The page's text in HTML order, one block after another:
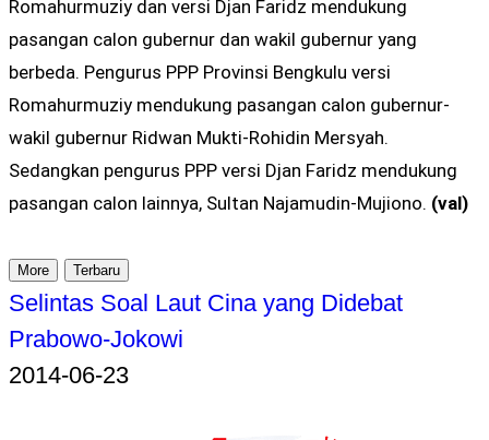
Romahurmuziy dan versi Djan Faridz mendukung
pasangan calon gubernur dan wakil gubernur yang
berbeda. Pengurus PPP Provinsi Bengkulu versi
Romahurmuziy mendukung pasangan calon gubernur-
wakil gubernur Ridwan Mukti-Rohidin Mersyah.
Sedangkan pengurus PPP versi Djan Faridz mendukung
pasangan calon lainnya, Sultan Najamudin-Mujiono. (val)
More Terbaru
Selintas Soal Laut Cina yang Didebat
Prabowo-Jokowi
2014-06-23